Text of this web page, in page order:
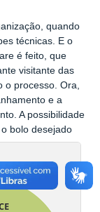
quando
técnicas. E o
é feito, que
visitante das
o processo. Ora,
e a
A possibilidade
bolo desejado